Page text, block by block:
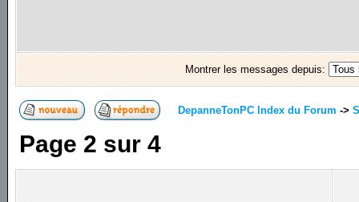
Montrer les messages depuis:
DepanneTonPC Index du Forum ->
Page 2 sur4